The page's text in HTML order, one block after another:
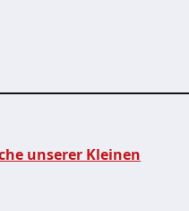
unserer Kleinen